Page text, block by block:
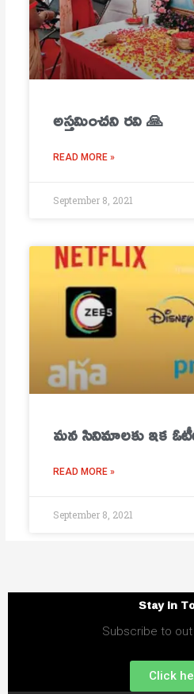
అస్తమించని రవి 🙏
READ MORE »
September 8, 2021
మ‌న సినిమాల‌కు ఇక
READ MORE »
September 8, 2021
Stay in
Subscribe to
Click